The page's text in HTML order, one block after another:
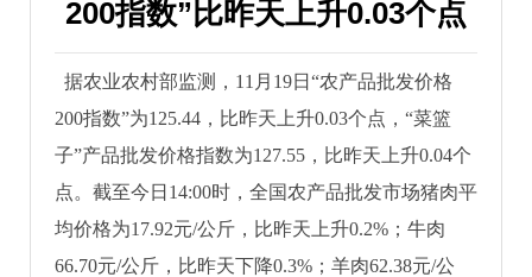
200指数”比昨天上升0.03个点
据农业农村部监测，11月19日“农产品批发价格
200指数”为125.44，比昨天上升0.03个点，“菜篮
子”产品批发价格指数为127.55，比昨天上升0.04个
点。截至今日14:00时，全国农产品批发市场猪肉平
均价格为17.92元/公斤，比昨天上升0.2%；牛肉
66.70元/公斤，比昨天下降0.3%；羊肉62.38元/公